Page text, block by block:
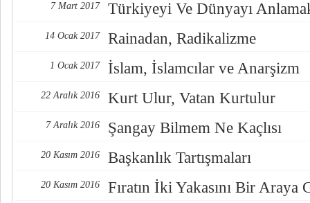
7 Mart 2017 Türkiyeyi Ve Dünyayı
14 Ocak 2017 Rainadan, Radikalizme
1 Ocak 2017 İslam, İslamcılar ve Anarşizm
22 Aralık 2016 Kurt Ulur, Vatan Kurtulur
7 Aralık 2016 Şangay Bilmem Ne Kaçlısı
20 Kasım 2016 Başkanlık Tartışmaları
20 Kasım 2016 Fıratın İki Yakasını Bir Araya